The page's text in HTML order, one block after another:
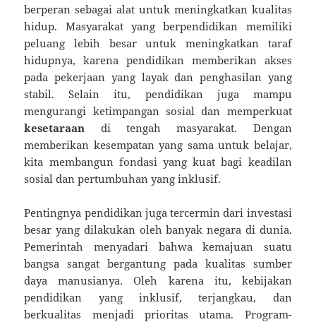
berperan sebagai alat untuk meningkatkan kualitas
hidup. Masyarakat yang berpendidikan memiliki
peluang lebih besar untuk meningkatkan taraf
hidupnya, karena pendidikan memberikan akses
pada pekerjaan yang layak dan penghasilan yang
stabil. Selain itu, pendidikan juga mampu
mengurangi ketimpangan sosial dan memperkuat
kesetaraan di tengah masyarakat. Dengan
memberikan kesempatan yang sama untuk belajar,
kita membangun fondasi yang kuat bagi keadilan
sosial dan pertumbuhan yang inklusif.
Pentingnya pendidikan juga tercermin dari investasi
besar yang dilakukan oleh banyak negara di dunia.
Pemerintah menyadari bahwa kemajuan suatu
bangsa sangat bergantung pada kualitas sumber
daya manusianya. Oleh karena itu, kebijakan
pendidikan yang inklusif, terjangkau, dan
berkualitas menjadi prioritas utama. Program-